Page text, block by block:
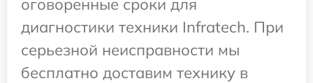
диагностики техники Infratech. При
серьезной неисправности мы
бесплатно доставим технику в